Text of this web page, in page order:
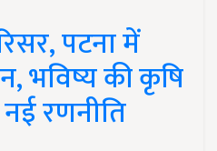
पटना में
भविष्य की कृषि
रणनीति